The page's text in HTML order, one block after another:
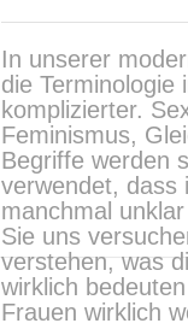
In unserer
die Terminologie
komplizierter.
Feminismus,
Begriffe werden
verwendet, dass
manchmal
Sie uns
verstehen, was
wirklich
Frauen wirklich